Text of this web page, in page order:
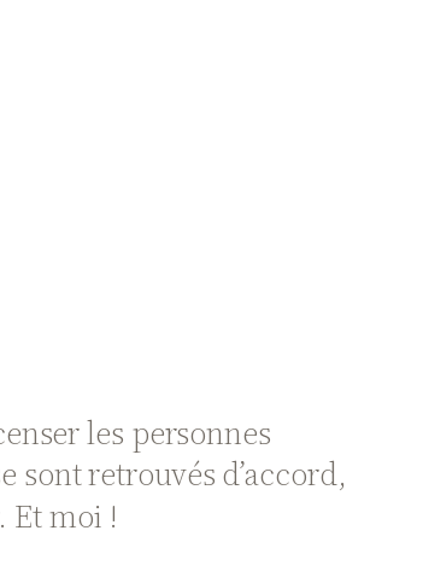
les personnes
sont retrouvés d’accord,
Et moi !